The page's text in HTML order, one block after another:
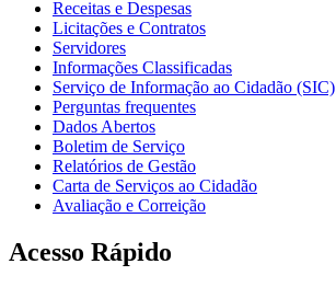
Receitas e Despesas
Licitações e Contratos
Servidores
Informações Classificadas
Serviço de Informação ao Cidadão (SIC)
Perguntas frequentes
Dados Abertos
Boletim de Serviço
Relatórios de Gestão
Carta de Serviços ao Cidadão
Avaliação e Correição
Acesso Rápido